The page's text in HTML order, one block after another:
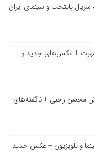
سریال پایتخت و سینمای ایران
شهرت + عکس‌های جدید و
محسن رجبی + ناگفته‌های
و تلویزیون + عکس جدید